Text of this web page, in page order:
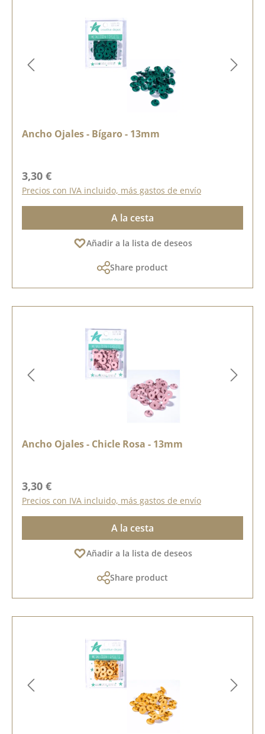
Ancho Ojales - Bígaro - 13mm
Precio normal:
3,30 €
Precios con IVA incluido, más gastos de envío
A la cesta
Añadir a la lista de deseos
Share product
Ancho Ojales - Chicle Rosa - 13mm
Precio normal:
3,30 €
Precios con IVA incluido, más gastos de envío
A la cesta
Añadir a la lista de deseos
Share product